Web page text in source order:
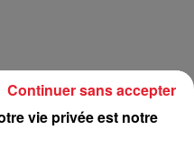
fin à une ex-escorte
sa bataille...
vie privée est notre
Continuer sans accepter